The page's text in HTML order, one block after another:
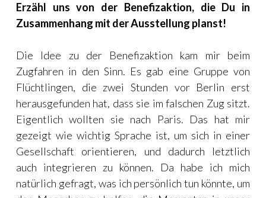
Erzähl uns von der Benefizaktion, die Du in
Zusammenhang mit der Ausstellung planst!
Die Idee zu der Benefizaktion kam mir beim
Zugfahren in den Sinn. Es gab eine Gruppe von
Flüchtlingen, die zwei Stunden vor Berlin erst
herausgefunden hat, dass sie im falschen Zug sitzt.
Eigentlich wollten sie nach Paris. Das hat mir
gezeigt wie wichtig Sprache ist, um sich in einer
Gesellschaft orientieren, und dadurch letztlich
auch integrieren zu können. Da habe ich mich
natürlich gefragt, was ich persönlich tun könnte, um